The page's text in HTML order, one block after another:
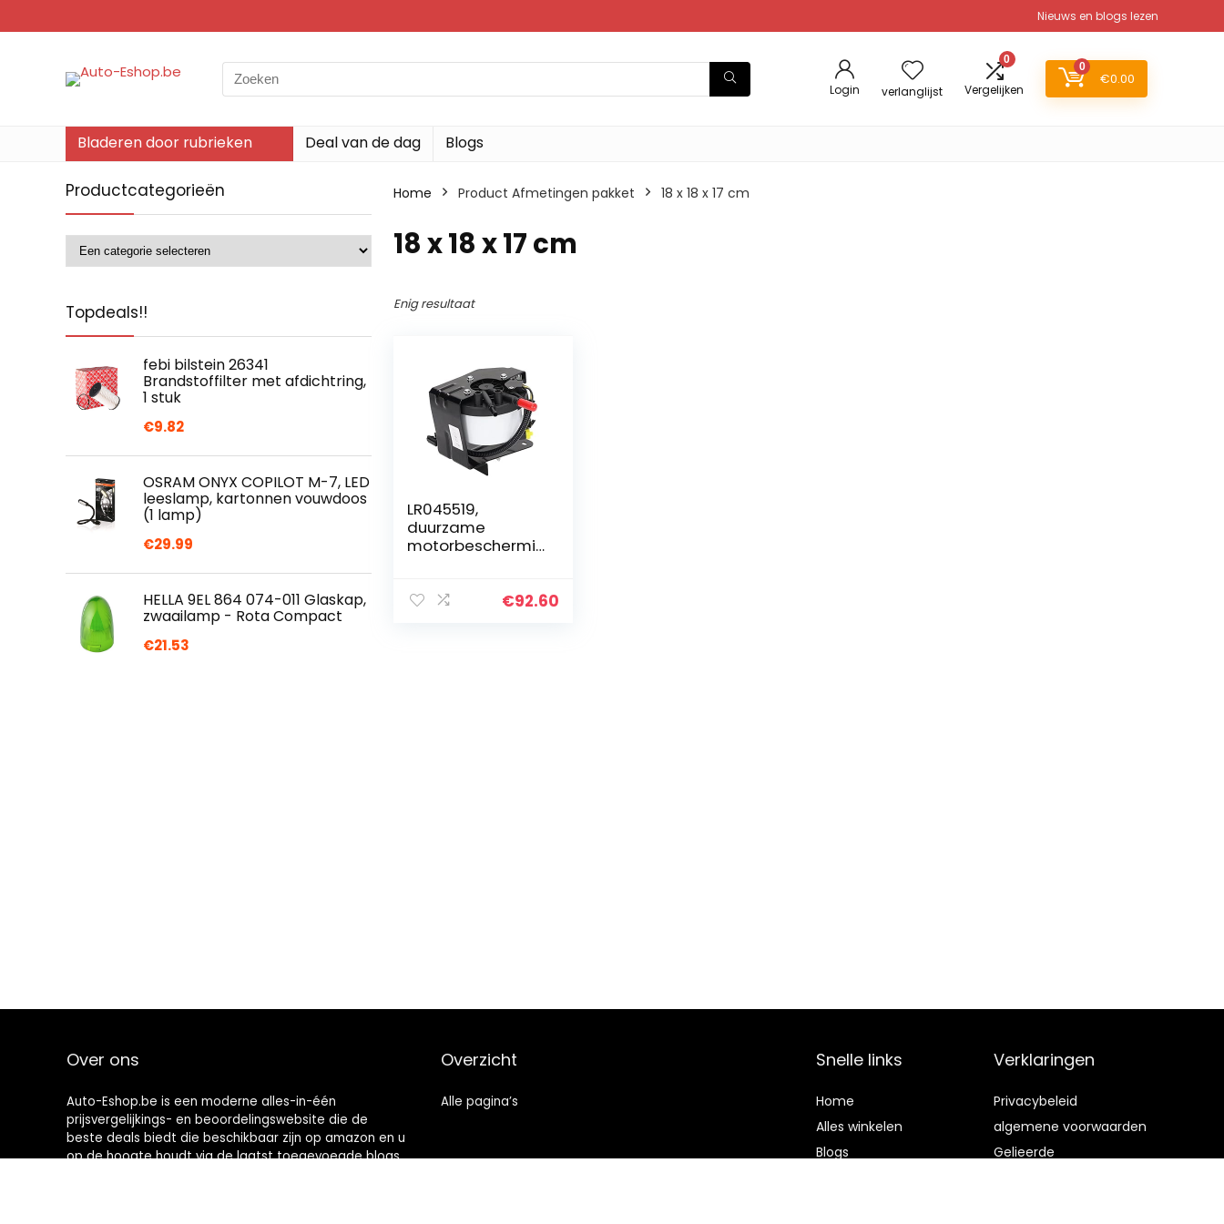
Nieuws en blogs lezen
Search
for:
Login verlanglijst
0
Vergelijken
0
€0.00
Bladeren door rubrieken Deal van de dag Blogs
Productcategorieën
Topdeals!!
febi bilstein 26341
Brandstoffilter met afdichtring,
1 stuk
€9.82
OSRAM ONYX COPILOT M-7, LED
leeslamp, kartonnen vouwdoos
(1 lamp)
€29.99
HELLA 9EL 864 074-011 Glaskap,
zwaailamp - Rota Compact
€21.53
Home Product Afmetingen pakket ‎18 x 18 x 17 cm
‎18 x 18 x 17 cm
Enig resultaat
LR045519,
duurzame
motorbeschermin
Brandstoffilterhui
€92.60
Over ons
Auto-Eshop.be is een moderne alles-in-één
prijsvergelijkings- en beoordelingswebsite die de
beste deals biedt die beschikbaar zijn op amazon en u
op de hoogte houdt via de laatst toegevoegde blogs.
Overzicht
Alle pagina’s
Snelle links
Home
Alles winkelen
Blogs
Verklaringen
Privacybeleid
algemene voorwaarden
Gelieerde